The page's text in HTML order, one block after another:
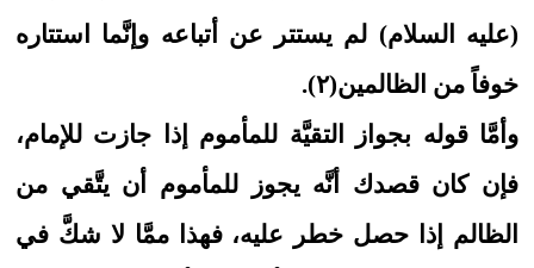
(عليه السلام) لم يستتر عن أتباعه وإنَّما استتاره
خوفاً من الظالمين(٢).
وأمَّا قوله بجواز التقيَّة للمأموم إذا جازت للإمام،
فإن كان قصدك أنَّه يجوز للمأموم أن يتَّقي من
الظالم إذا حصل خطر عليه، فهذا ممَّا لا شكَّ في